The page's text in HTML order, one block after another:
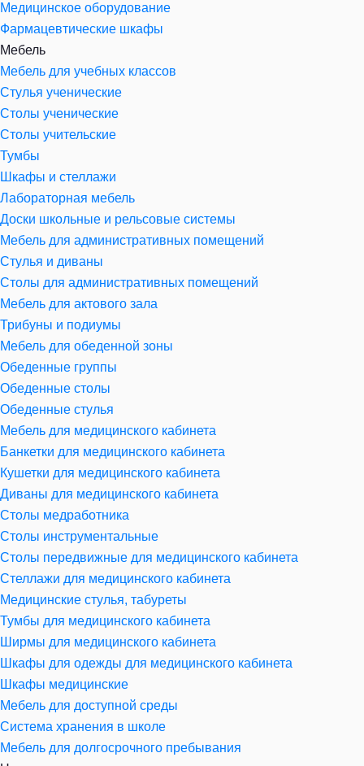
Медицинское оборудование
Фармацевтические шкафы
Мебель
Мебель для учебных классов
Стулья ученические
Столы ученические
Столы учительские
Тумбы
Шкафы и стеллажи
Лабораторная мебель
Доски школьные и рельсовые системы
Мебель для административных помещений
Стулья и диваны
Столы для административных помещений
Мебель для актового зала
Трибуны и подиумы
Мебель для обеденной зоны
Обеденные группы
Обеденные столы
Обеденные стулья
Мебель для медицинского кабинета
Банкетки для медицинского кабинета
Кушетки для медицинского кабинета
Диваны для медицинского кабинета
Столы медработника
Столы инструментальные
Столы передвижные для медицинского кабинета
Стеллажи для медицинского кабинета
Медицинские стулья, табуреты
Тумбы для медицинского кабинета
Ширмы для медицинского кабинета
Шкафы для одежды для медицинского кабинета
Шкафы медицинские
Мебель для доступной среды
Система хранения в школе
Мебель для долгосрочного пребывания